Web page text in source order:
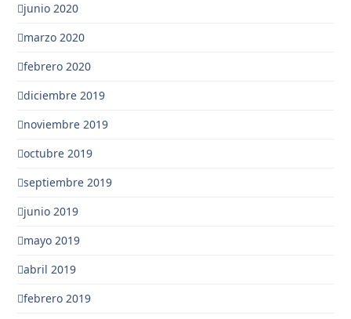
junio 2020
marzo 2020
febrero 2020
diciembre 2019
noviembre 2019
octubre 2019
septiembre 2019
junio 2019
mayo 2019
abril 2019
febrero 2019